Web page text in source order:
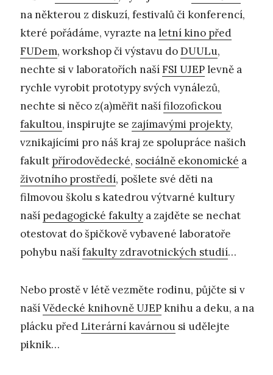
na některou z diskuzí, festivalů či konferencí,
které pořádáme, vyrazte naletní kino před
FUDem, workshop či výstavu doDUULu,
nechte si v laboratořích našíFSI UJEPlevně a
rychle vyrobit prototypy svých vynálezů,
nechte si něco z(a)měřit našífilozofickou
fakultou, inspirujte se zajímavými projekty,
vznikajícími pro náš kraj ze spolupráce našich
fakult přírodovědecké, sociálně ekonomické a
životního prostředí, pošlete své děti na
filmovou školu s katedrou výtvarné kultury
naší pedagogické fakulty a zajděte se nechat
otestovat do špičkově vybavené laboratoře
pohybu našífakulty zdravotnických studií…
Nebo prostě v létě vezměte rodinu, půjčte si v
našíVědecké knihovně UJEPknihu a deku, a na
plácku předLiterární kavárnou si udělejte
piknik…